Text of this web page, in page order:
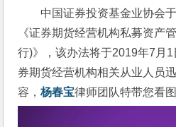
中国证券投资基金业协会
《证券期货经营机构私募资产
行)》，该办法将于2019年7月
券期货经营机构相关从业人员
容，杨春宝律师团队特带您看图